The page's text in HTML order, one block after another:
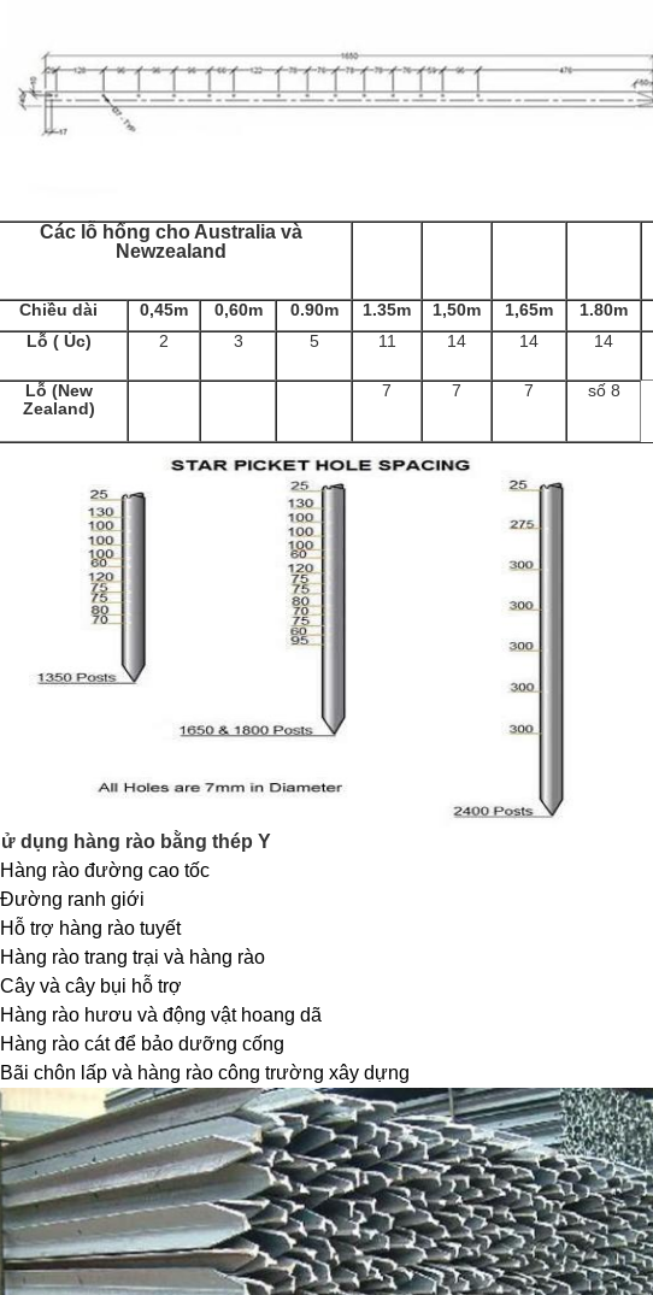
Các lỗ hổng cho Australia và
Newzealand
Chiều dài 0,45m 0,60m 0.90m 1.35m 1,50m 1,65m 1.80m
Lỗ ( Úc) 2 3 5 11 14 14 14
Lỗ (New
Zealand)
7 7 7 số 8
dụng hàng rào bằng thép Y
Hàng rào đường cao tốc
Đường ranh giới
Hỗ trợ hàng rào tuyết
Hàng rào trang trại và hàng rào
Cây và cây bụi hỗ trợ
Hàng rào hươu và động vật hoang dã
Hàng rào cát để bảo dưỡng cống
Bãi chôn lấp và hàng rào công trường xây dựng